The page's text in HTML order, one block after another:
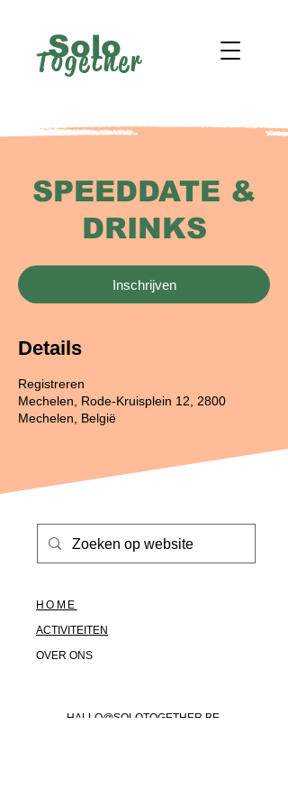
Together
Solo
SPEEDDATE &
DRINKS
Inschrijven
Details
Registreren
Mechelen, Rode-Kruisplein 12, 2800
Mechelen, België
HOME
ACTIVITEITEN
OVER ONS
HALLO@SOLOTOGETHER.BE